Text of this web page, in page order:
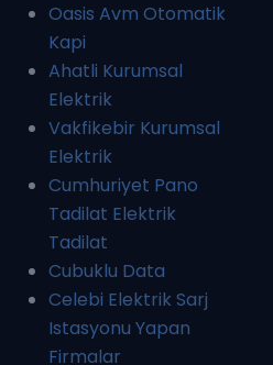
Oasis Avm Otomatik
Kapi
Ahatli Kurumsal
Elektrik
Vakfikebir Kurumsal
Elektrik
Cumhuriyet Pano
Tadilat Elektrik
Tadilat
Cubuklu Data
Celebi Elektrik Sarj
Istasyonu Yapan
Firmalar